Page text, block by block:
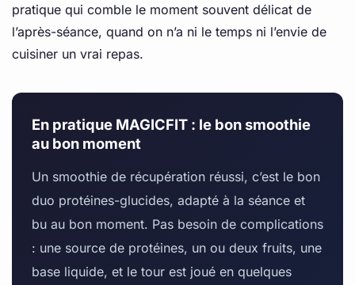
pratique qui comble le moment souvent délicat de
l’après-séance, quand on n’a ni le temps ni l’envie de
cuisiner un vrai repas.
En pratique MAGICFIT : le bon smoothie
au bon moment
Un smoothie de récupération réussi, c’est le bon
duo protéines-glucides, adapté à la séance et
bu au bon moment. Pas besoin de complications
: une source de protéines, un ou deux fruits, une
base liquide, et le tour est joué en quelques